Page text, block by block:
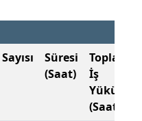
Sayısı
Süresi
(Saat)
Toplam
İş
Yükü
(Saat)